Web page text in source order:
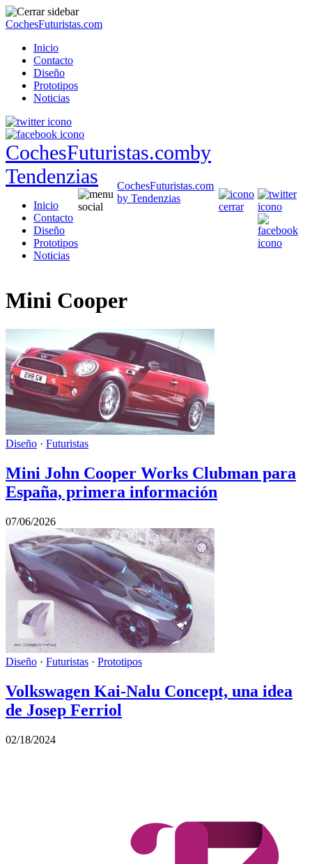
CochesFuturistas.com
Inicio
Contacto
Diseño
Prototipos
Noticias
CochesFuturistas.comby
Tendenzias
Inicio
Contacto
Diseño
Prototipos
Noticias
CochesFuturistas.com
by Tendenzias
Mini Cooper
Diseño · Futuristas
Mini John Cooper Works Clubman para
España, primera información
07/06/2026
Diseño · Futuristas · Prototipos
Volkswagen Kai-Nalu Concept, una idea
de Josep Ferriol
02/18/2024